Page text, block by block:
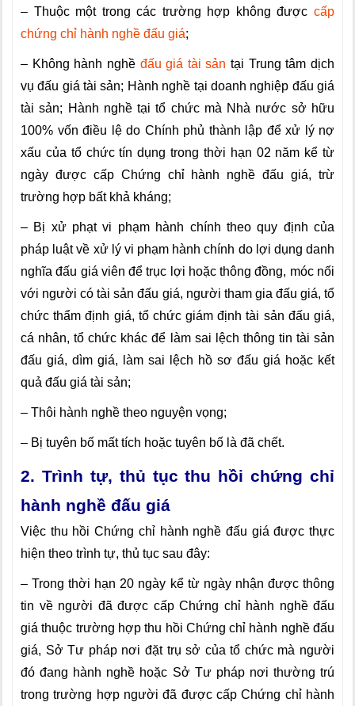
– Thuộc một trong các trường hợp không được cấp
chứng chỉ hành nghề đấu giá;
– Không hành nghề đấu giá tài sản tại Trung tâm dịch
vụ đấu giá tài sản; Hành nghề tại doanh nghiệp đấu giá
tài sản; Hành nghề tại tổ chức mà Nhà nước sở hữu
100% vốn điều lệ do Chính phủ thành lập để xử lý nợ
xấu của tổ chức tín dụng trong thời hạn 02 năm kể từ
ngày được cấp Chứng chỉ hành nghề đấu giá, trừ
trường hợp bất khả kháng;
– Bị xử phạt vi phạm hành chính theo quy định của
pháp luật về xử lý vi phạm hành chính do l ợi dụng danh
nghĩa đấu giá viên để trục lợi hoặc thông đồng, móc nối
với người có tài sản đấu giá, người tham gia đấu giá, tổ
chức thẩm định giá, tổ chức giám định tài sản đấu giá,
cá nhân, tổ chức khác để làm sai lệch thông tin tài sản
đấu giá, dìm giá, làm sai lệch hồ sơ đấu giá hoặc kết
quả đấu giá tài sản;
– Thôi hành nghề theo nguyện vọng;
– Bị tuyên bố mất tích hoặc tuyên bố là đã chết.
2. Trình tự, thủ tục thu hồi chứng chỉ
hành nghề đấu giá
Việc thu hồi Chứng chỉ hành nghề đấu giá được thực
hiện theo trình tự, thủ tục sau đây:
– Trong thời hạn 20 ngày kể từ ngày nhận được thông
tin về người đã được cấp Chứng chỉ hành nghề đấu
giá thuộc trường hợp thu hồi Chứng chỉ hành nghề đấu
giá, Sở Tư pháp nơi đặt trụ sở của tổ chức mà người
đó đang hành nghề hoặc Sở Tư pháp nơi thường trú
trong trường hợp người đã được cấp Chứng chỉ hành